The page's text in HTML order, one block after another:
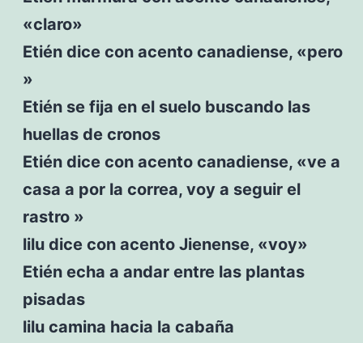
«claro»
Etién dice con acento canadiense, «pero
»
Etién se fija en el suelo buscando las
huellas de cronos
Etién dice con acento canadiense, «ve a
casa a por la correa, voy a seguir el
rastro »
lilu dice con acento Jienense, «voy»
Etién echa a andar entre las plantas
pisadas
lilu camina hacia la cabaña